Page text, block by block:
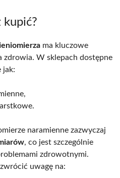
kupić?
ma kluczowe
zdrowia. W sklepach dostępne
jak:
naramienne zazwyczaj
, co jest szczególnie
zdrowotnymi.
uwagę na: